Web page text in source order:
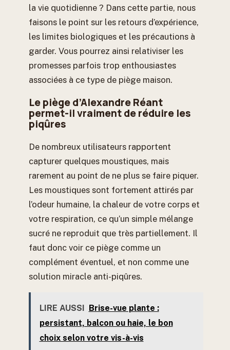
la vie quotidienne ? Dans cette partie, nous
faisons le point sur les retours d’expérience,
les limites biologiques et les précautions à
garder. Vous pourrez ainsi relativiser les
promesses parfois trop enthousiastes
associées à ce type de piège maison.
Le piège d’Alexandre Réant
permet-il vraiment de réduire les
piqûres
De nombreux utilisateurs rapportent
capturer quelques moustiques, mais
rarement au point de ne plus se faire piquer.
Les moustiques sont fortement attirés par
l’odeur humaine, la chaleur de votre corps et
votre respiration, ce qu’un simple mélange
sucré ne reproduit que très partiellement. Il
faut donc voir ce piège comme un
complément éventuel, et non comme une
solution miracle anti-piqûres.
LIRE AUSSI
Brise-vue plante :
persistant, balcon ou haie, le bon
choix selon votre vis-à-vis